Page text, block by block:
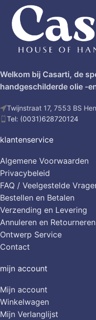
Welkom bij Casarti, de
handgeschilderde olie -
Twijnstraat 17, 7553 BS
Tel: (0031)628720124
klantenservice
Algemene Voorwaarden
Privacybeleid
FAQ / Veelgestelde
Bestellen en Betalen
Verzending en Levering
Annuleren en Retourneren
Ontwerp Service
Contact
mijn account
Mijn account
Winkelwagen
Mijn Verlanglijst